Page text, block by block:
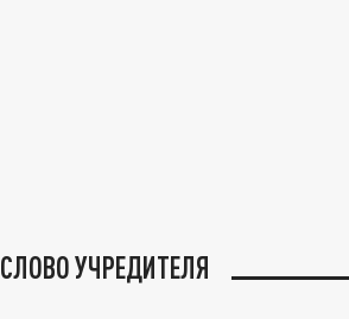
СЛОВО УЧРЕДИТЕЛЯ